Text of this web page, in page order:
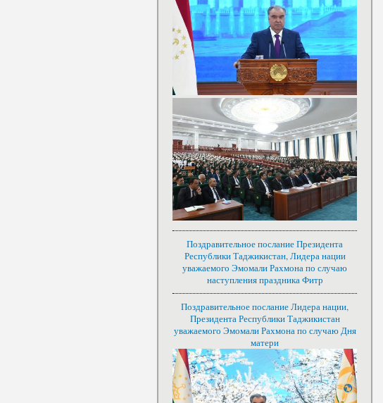
Поздравительное послание Президента
Республики Таджикистан, Лидера нации
уважаемого Эмомали Рахмона по случаю
наступления праздника Фитр
Поздравительное послание Лидера нации,
Президента Республики Таджикистан
уважаемого Эмомали Рахмона по случаю Дня
матери